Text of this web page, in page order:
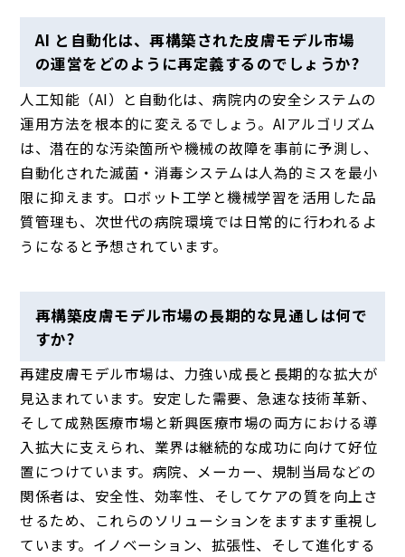
AI と自動化は、再構築された皮膚モデル市場
の運営をどのように再定義するのでしょうか?
人工知能（AI）と自動化は、病院内の安全システムの
運用方法を根本的に変えるでしょう。AIアルゴリズム
は、潜在的な汚染箇所や機械の故障を事前に予測し、
自動化された滅菌・消毒システムは人為的ミスを最小
限に抑えます。ロボット工学と機械学習を活用した品
質管理も、次世代の病院環境では日常的に行われるよ
うになると予想されています。
再構築皮膚モデル市場の長期的な見通しは何で
すか?
再建皮膚モデル市場は、力強い成長と長期的な拡大が
見込まれています。安定した需要、急速な技術革新、
そして成熟医療市場と新興医療市場の両方における導
入拡大に支えられ、業界は継続的な成功に向けて好位
置につけています。病院、メーカー、規制当局などの
関係者は、安全性、効率性、そしてケアの質を向上さ
せるため、これらのソリューションをますます重視し
ています。イノベーション、拡張性、そして進化する